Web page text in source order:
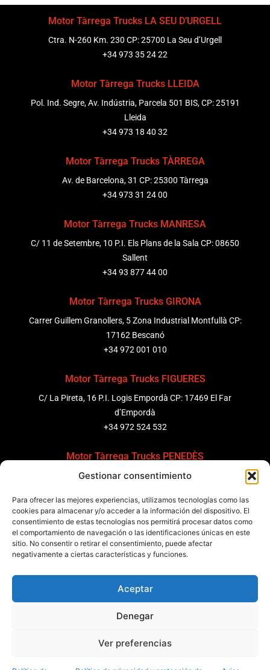
Gestionar consentimiento
Para ofrecer las mejores experiencias, utilizamos tecnologías como las
cookies para almacenar y/o acceder a la información del dispositivo. El
consentimiento de estas tecnologías nos permitirá procesar datos como
el comportamiento de navegación o las identificaciones únicas en este
sitio. No consentir o retirar el consentimiento, puede afectar
negativamente a ciertas características y funciones.
Aceptar
Denegar
Ver preferencias
Motor Tàrrega Trucks LA SEU D’URGELL
Ctra. N-260 Km. 230 CP: 25700 La Seu d’Urgell
+34 973 35 24 22
Motor Tàrrega Trucks LLEIDA
Pol. Ind. Segre, Av. Indústria, Parcela 501 BIS, CP: 25191
Lleida
+34 973 18 40 32
Motor Tàrrega Trucks TÀRREGA
Av. de Barcelona, 31 CP: 25300 Tàrrega
+34 973 31 24 00
Motor Tàrrega Trucks MANRESA
C/ 11 de Setembre, 10 P.I. Els Plans de la Sala CP: 08650
Sallent
+34 93 877 44 00
Motor Tàrrega Trucks GIRONA
Carrer Guillem Granollers, 5 Zona Industrial Montfullà CP:
17162 Bescanó
+34 972 001 010
Motor Tàrrega Trucks FIGUERES
C/ La Pireta, 16 P.I. Logis Empordà CP: 17469 El Far
d’Empordà
+34 972 524 532
Motor Tàrrega Trucks PENEDÈS
C/ Ponent 8, Pol. Ind. Sant Pere Molanta, CP: 08799
+34 931 69 11 91
Motor Tàrrega Trucks BARCELONA
Zona Franca, Carrer E, s/n 08040 Barcelona, España
Política de cookiesAviso legalCondiciones generales